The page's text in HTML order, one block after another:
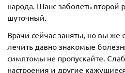
народа. Шанс заболеть второй
шуточный.
Врачи сейчас заняты, но вы же
лечить давно знакомые
симптомы не пропускайте.
настроения и другие